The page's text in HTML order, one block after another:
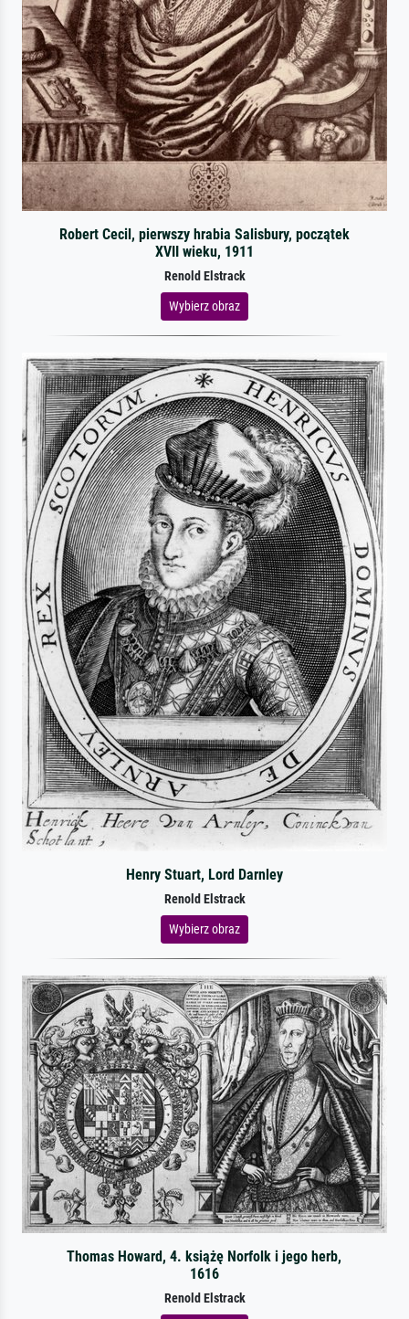
Robert Cecil, pierwszy hrabia Salisbury, początek
XVII wieku, 1911
Renold Elstrack
Wybierz obraz
Henry Stuart, Lord Darnley
Renold Elstrack
Wybierz obraz
Thomas Howard, 4. książę Norfolk i jego herb,
1616
Renold Elstrack